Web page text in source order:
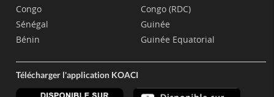
Congo
Sénégal
Bénin
Congo (RDC)
Guinée
Guinée Equatorial
Télécharger l'application KOACI